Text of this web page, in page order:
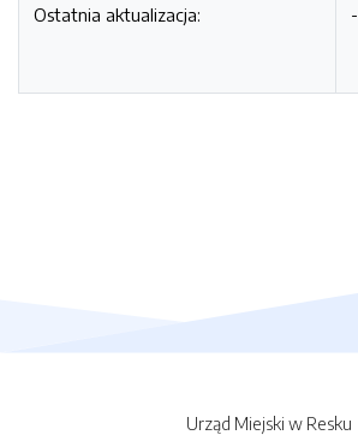
Ostatnia aktualizacja: -
Urząd Miejski w Resku